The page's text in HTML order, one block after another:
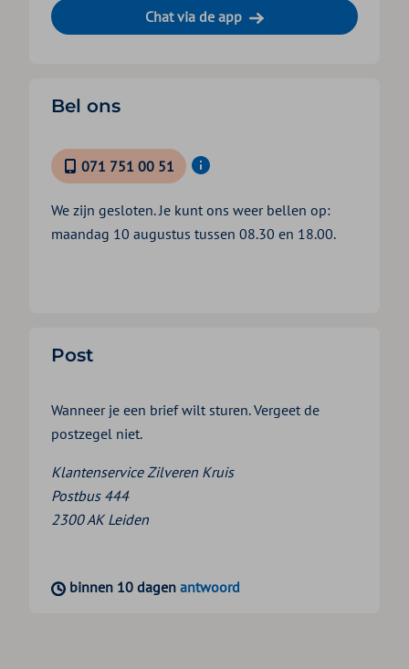
Chat via de app
Bel ons
071 751 00 51
We zijn gesloten. Je kunt ons weer bellen op:
maandag 10 augustus tussen 08.30 en 18.00.
Post
Wanneer je een brief wilt sturen. Vergeet de
postzegel niet.
Klantenservice Zilveren Kruis
Postbus 444
2300 AK Leiden
binnen 10 dagen antwoord